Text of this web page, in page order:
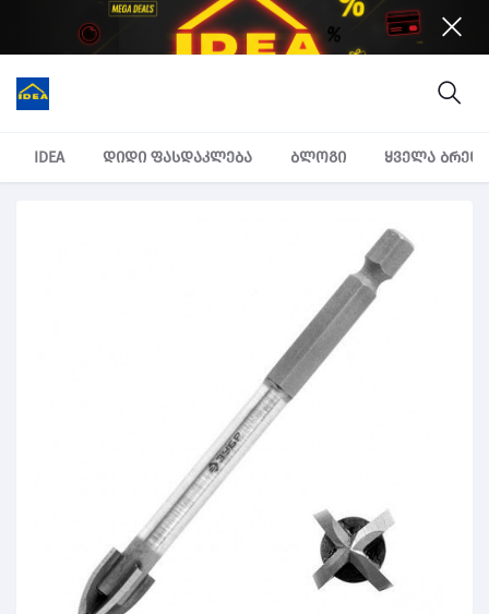
IDEA დიდი ფასდაკლება ბლოგი ყველა